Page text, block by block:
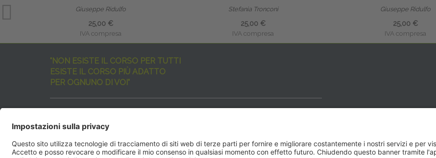
Giuseppe Ridulfo
25,00 €
IVA compresa
Stefania Tronconi
25,00 €
IVA compresa
Giuseppe Ridulfo
25,00 €
IVA compresa
"NON ESISTE IL CORSO PER TUTTI
ESISTE IL CORSO PIÙ ADATTO
PER OGNUNO DI VOI"
ma rispondenti a diverse esigenze formative
e di aggiornamento professionale.
EdiAcademyvuole aiutarvi nella scelta dell’evento ideale